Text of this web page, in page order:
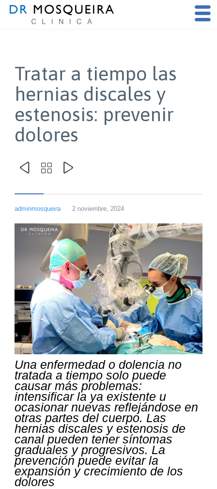
Tratar a tiempo las
hernias discales y
estenosis: prevenir
dolores
  
adminmosqueira 2 noviembre, 2024
Una enfermedad o dolencia no
tratada a tiempo solo puede
causar más problemas:
intensificar la ya existente u
ocasionar nuevas reflejándose en
otras partes del cuerpo. Las
hernias discales y estenosis de
canal pueden tener síntomas
graduales y progresivos. La
prevención puede evitar la
expansión y crecimiento de los
dolores